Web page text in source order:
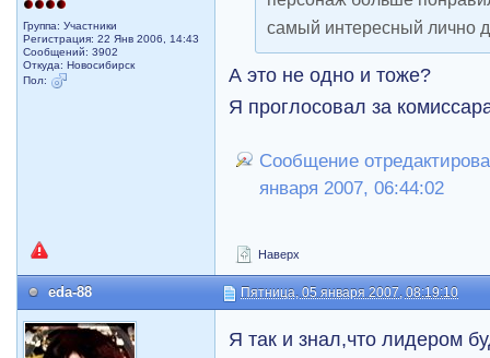
Группа: Участники
Регистрация: 22 Янв 2006, 14:43
Сообщений: 3902
Откуда: Новосибирск
Пол:
самый интересный лично
А это не одно и тоже?
Я проглосовал за
Сообщение
января 2007, 06:44:02
Наверх
eda-88 Пятница, 05 января 2007, 08:19:10
Я так и знал,что лидером